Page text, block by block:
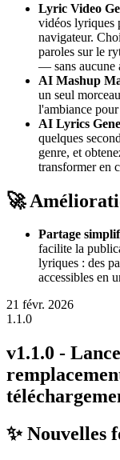
Lyric Video
vidéos lyriques
navigateur.
paroles sur le
— sans aucune
AI Mashup
un seul
l'ambiance
AI Lyrics
quelques
genre, et
transformer en
🚀
Partage
facilite la
lyriques : des
accessibles en
21 févr. 2026
1.1.0
v1.1.0 -
✨ Nouvelles